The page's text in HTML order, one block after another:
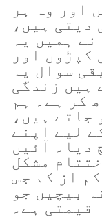
اور وہ ہر
دیتی ہیں،
ہمیں یہ
کپڑوں اور
سوال یہ
ہیں زندگی
کر ہے۔ ہم
جاتے ہیں،
لیے اپنے
دیا۔ آئیں
مشکل
از کم جس
بیچیں جو
قیمتی ہے۔